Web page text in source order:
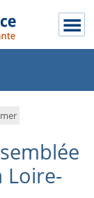
Loire-